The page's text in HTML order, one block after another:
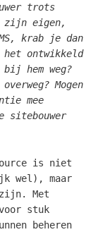
trots
eigen,
krab je dan
ontwikkeld
hem weg?
Mogen
mee
sitebouwer
is niet
wel), maar
Met
stuk
beheren